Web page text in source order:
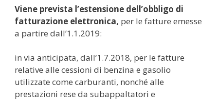
Viene prevista l’estensione dell’obbligo di
fatturazione elettronica, per le fatture emesse
a partire dall’1.1.2019:
in via anticipata, dall’1.7.2018, per le fatture
relative alle cessioni di benzina e gasolio
utilizzate come carburanti, nonché alle
prestazioni rese da subap­paltatori e